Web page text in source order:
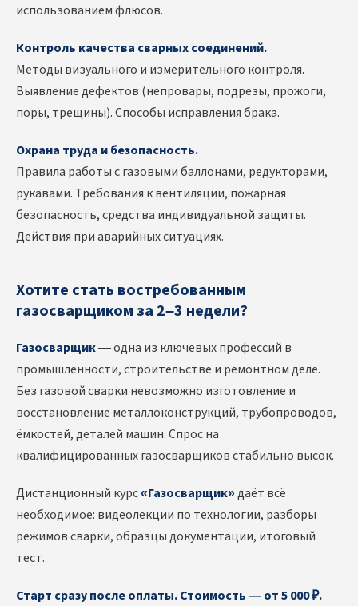
использованием флюсов.
Контроль качества сварных соединений.
Методы визуального и измерительного контроля.
Выявление дефектов (непровары, подрезы, прожоги,
поры, трещины). Способы исправления брака.
Охрана труда и безопасность.
Правила работы с газовыми баллонами, редукторами,
рукавами. Требования к вентиляции, пожарная
безопасность, средства индивидуальной защиты.
Действия при аварийных ситуациях.
Хотите стать востребованным
газосварщиком за 2–3 недели?
Газосварщик— одна из ключевых профессий в
промышленности, строительстве и ремонтном деле.
Без газовой сварки невозможно изготовление и
восстановление металлоконструкций, трубопроводов,
ёмкостей, деталей машин. Спрос на
квалифицированных газосварщиков стабильно высок.
Дистанционный курс«Газосварщик»даёт всё
необходимое: видеолекции по технологии, разборы
режимов сварки, образцы документации, итоговый
тест.
Старт сразу после оплаты. Стоимость — от 5 000 ₽.